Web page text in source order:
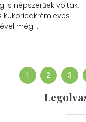
is népszerűek voltak,
kukoricakrémleves
még …
1 2 3